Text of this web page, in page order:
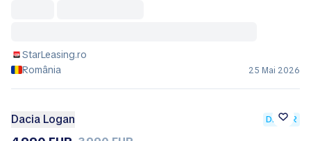
StarLeasing.ro
România
25 Mai 2026
Dacia Logan DEALER